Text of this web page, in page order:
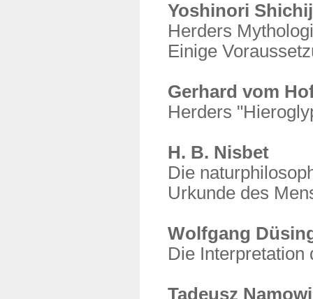
Yoshinori
Herders
Einige
Gerhard vom
Herders
H. B. Nisbet
Die
Urkunde des
Wolfgang
Die Interpretation
Tadeusz